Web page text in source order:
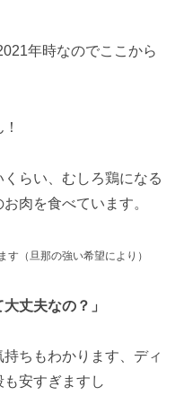
年時なのでここから
くらい、むしろ鶏になる
肉を食べています。
（旦那の強い希望により）
丈夫なの？」
ちもわかります、ディ
安すぎますし